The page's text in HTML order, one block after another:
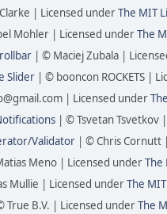
| Licensed underThe MIT
Mohler | Licensed underThe
| © Maciej Zubala |
Slider | © booncon ROCKETS |
| Licensed under
| © Tsvetan Tsvetkov
Validator | © Chris Cornutt
Meno | Licensed underThe
Mullie | Licensed underThe
True B.V. | Licensed underThe